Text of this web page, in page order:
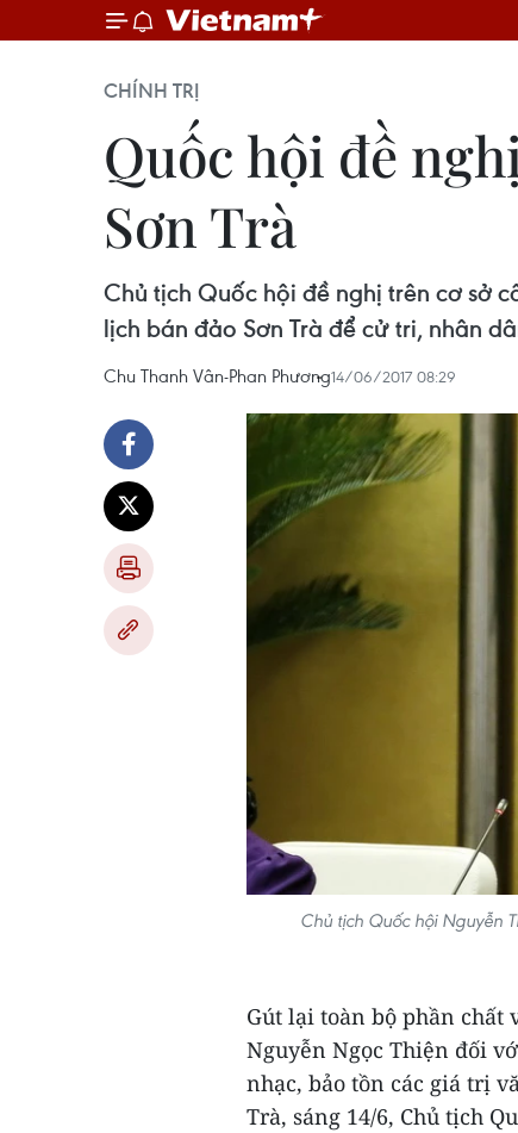
CHÍNH TRỊ
Quốc hội đề
Sơn Trà
Chủ tịch Quốc hội đề nghị trên cơ sở
lịch bán đảo Sơn Trà để cử tri, nhân
Chu Thanh Vân-Phan Phương14/06/2017 08:29
Chủ tịch Quốc hội Nguyễn
Gút lại toàn bộ phần chất
Nguyễn Ngọc Thiện đối
nhạc, bảo tồn các giá trị
Trà, sáng 14/6, Chủ tịch